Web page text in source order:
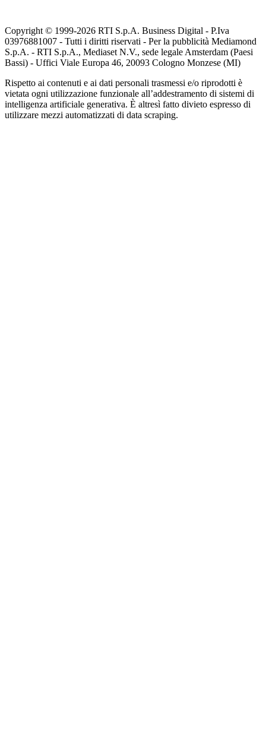
Copyright © 1999-2026 RTI S.p.A. Business Digital - P.Iva
03976881007 - Tutti i diritti riservati - Per la pubblicità Mediamond
S.p.A. - RTI S.p.A., Mediaset N.V., sede legale Amsterdam (Paesi
Bassi) - Uffici Viale Europa 46, 20093 Cologno Monzese (MI)
Rispetto ai contenuti e ai dati personali trasmessi e/o riprodotti è
vietata ogni utilizzazione funzionale all’addestramento di sistemi di
intelligenza artificiale generativa. È altresì fatto divieto espresso di
utilizzare mezzi automatizzati di data scraping.